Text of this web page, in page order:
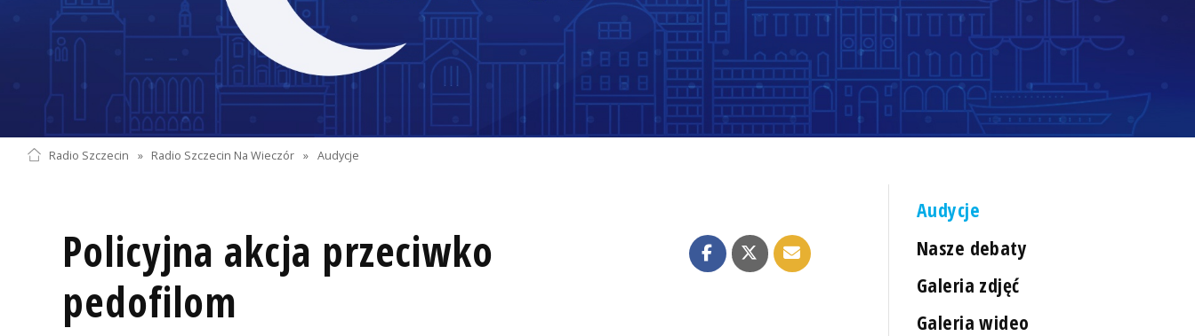
Radio Szczecin » Radio Szczecin Na Wieczór » Audycje
Policyjna akcja przeciwko
pedofilom
Audycje
Nasze debaty
Galeria zdjęć
Galeria wideo